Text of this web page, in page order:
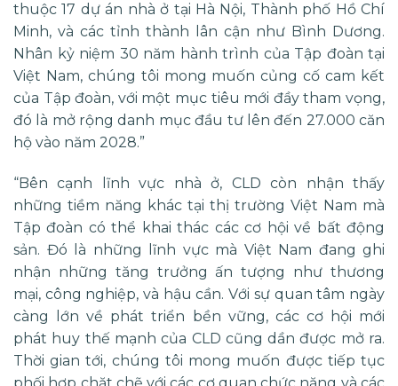
thuộc 17 dự án nhà ở tại Hà Nội, Thành phố Hồ Chí
Minh, và các tỉnh thành lân cận như Bình Dương.
Nhân kỷ niệm 30 năm hành trình của Tập đoàn tại
Việt Nam, chúng tôi mong muốn củng cố cam kết
của Tập đoàn, với một mục tiêu mới đầy tham vọng,
đó là mở rộng danh mục đầu tư lên đến 27.000 căn
hộ vào năm 2028.”
“Bên cạnh lĩnh vực nhà ở, CLD còn nhận thấy
những tiềm năng khác tại thị trường Việt Nam mà
Tập đoàn có thể khai thác các cơ hội về bất động
sản. Đó là những lĩnh vực mà Việt Nam đang ghi
nhận những tăng trưởng ấn tượng như thương
mại, công nghiệp, và hậu cần. Với sự quan tâm ngày
càng lớn về phát triển bền vững, các cơ hội mới
phát huy thế mạnh của CLD cũng dần được mở ra.
Thời gian tới, chúng tôi mong muốn được tiếp tục